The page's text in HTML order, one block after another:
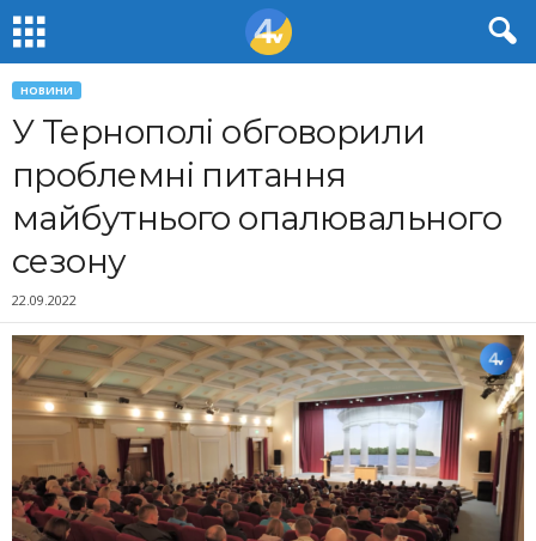
НОВИНИ
У Тернополі обговорили
проблемні питання
майбутнього опалювального
сезону
22.09.2022